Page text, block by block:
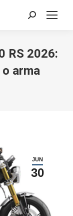
Search:
RS 2026:
arma
JUN
30